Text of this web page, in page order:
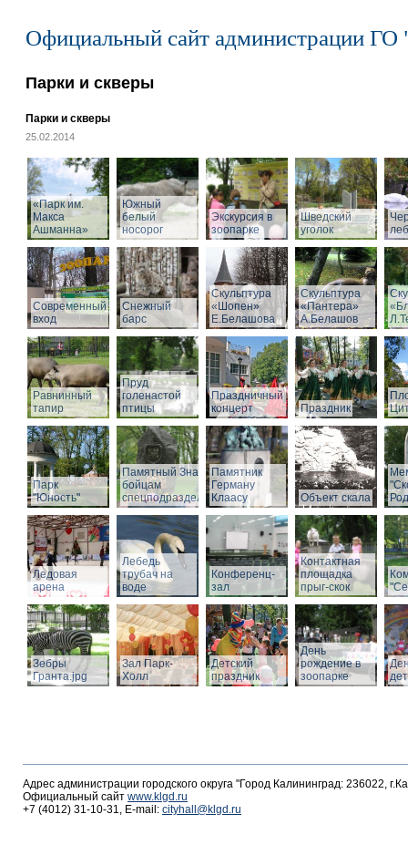
Официальный сайт администрации ГО
Парки и скверы
Парки и скверы
25.02.2014
«Парк им.
Макса
Ашманна»
Южный
белый
носорог
Экскурсия в
зоопарке
Шведский
уголок
Современный
вход
Снежный
барс
Скульптура
«Шопен»
Е.Белашова
Скульптура
«Пантера»
А.Белашов
Равнинный
тапир
Пруд
голенастой
птицы
Праздничный
концерт
Праздник
Парк
"Юность"
Памятный Знак
бойцам
спецподразделений
Памятник
Герману
Клаасу
Объект скала
Ледовая
арена
Лебедь
трубач на
воде
Конференц-
зал
Контактная
площадка
прыг-скок
Зебры
Гранта.jpg
Зал Парк-
Холл
Детский
праздник
День
рождение в
зоопарке
Адрес администрации городского округа "Город Калининград: 236022,
Официальный сайт www.klgd.ru
+7 (4012) 31-10-31, E-mail: cityhall@klgd.ru